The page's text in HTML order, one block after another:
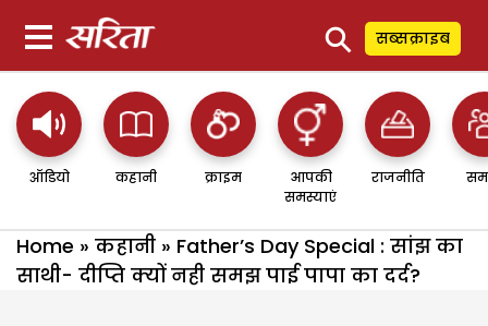
⚲ सब्सक्राइब
ऑडियो कहानी क्राइम
आपकी
समस्याएं
राजनीति
Home » कहानी » Father’s Day Special : सांझ का
साथी- दीप्ति क्यों नही समझ पाई पापा का दर्द?